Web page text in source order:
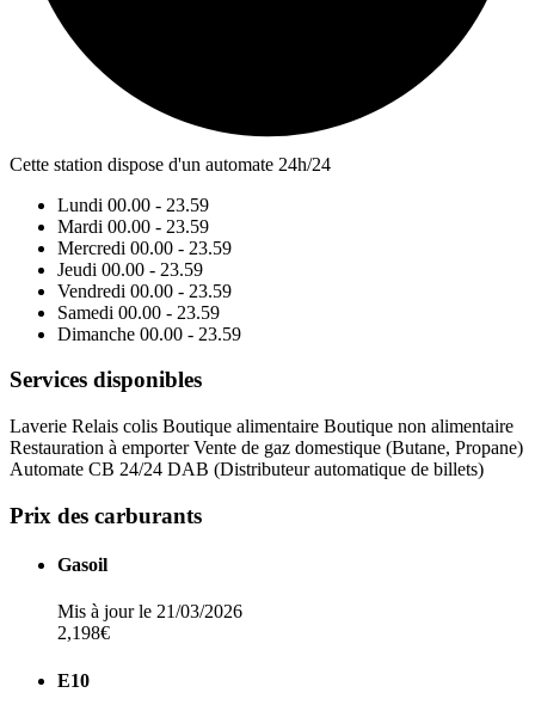
Cette station dispose d'un automate 24h/24
Lundi 00.00 - 23.59
Mardi 00.00 - 23.59
Mercredi 00.00 - 23.59
Jeudi 00.00 - 23.59
Vendredi 00.00 - 23.59
Samedi 00.00 - 23.59
Dimanche 00.00 - 23.59
Services disponibles
Laverie Relais colis Boutique alimentaire Boutique non alimentaire
Restauration à emporterVente de gaz domestique (Butane, Propane)
Automate CB 24/24 DAB (Distributeur automatique de billets)
Prix des carburants
Gasoil
Mis à jour le 21/03/2026
2,198€
E10